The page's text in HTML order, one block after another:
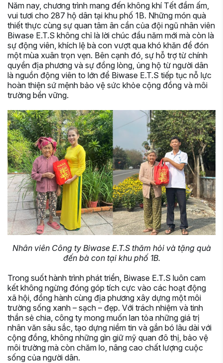
Năm nay, chương trình mang đến không khí Tết đầm ấm,
vui tươi cho 287 hộ dân tại khu phố 1B. Những món quà
thiết thực cùng sự quan tâm ân cần của đội ngũ nhân viên
Biwase E.T.S không chỉ là lời chúc đầu năm mới mà còn là
sự động viên, khích lệ bà con vượt qua khó khăn để đón
một mùa xuân trọn vẹn. Bên cạnh đó, sự hỗ trợ từ chính
quyền địa phương và sự đồng lòng, ủng hộ từ người dân
là nguồn động viên to lớn để Biwase E.T.S tiếp tục nỗ lực
hoàn thiện sứ mệnh bảo vệ sức khỏe cộng đồng và môi
trường bền vững.
Nhân viên Công ty Biwase E.T.S thăm hỏi và tặng quà
đến bà con tại khu phố 1B.
Trong suốt hành trình phát triển, Biwase E.T.S luôn cam
kết không ngừng đóng góp tích cực vào các hoạt động
xã hội, đồng hành cùng địa phương xây dựng một môi
trường sống xanh – sạch – đẹp. Với trách nhiệm và tinh
thần sẻ chia, công ty mong muốn lan tỏa những giá trị
nhân văn sâu sắc, tạo dựng niềm tin và gắn bó lâu dài với
cộng đồng, không những gìn giữ mỹ quan đô thị, bảo vệ
môi trường mà còn chăm lo, nâng cao chất lượng cuộc
sống của người dân.